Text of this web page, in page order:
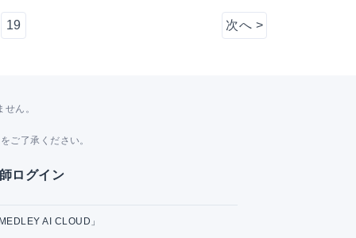
19 次へ >
ん。
ご了承ください。
ログイン
MEDLEY AI CLOUD」